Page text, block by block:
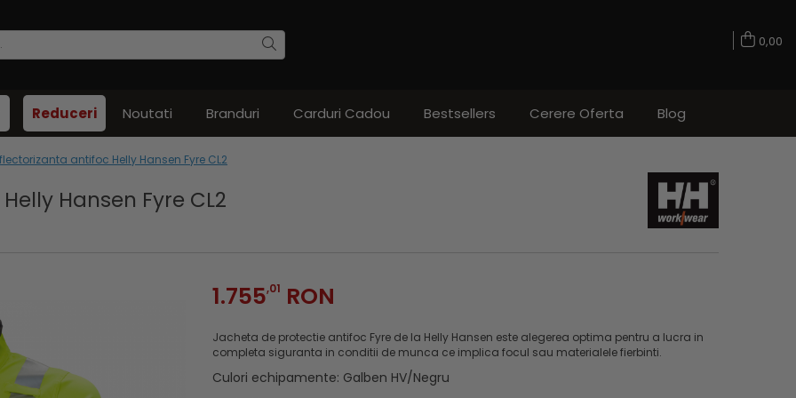
0,00
Reduceri Noutati Branduri Carduri Cadou Bestsellers Cerere Oferta Blog
antifoc Helly Hansen Fyre CL2
Hansen Fyre CL2
1.755,01 RON
Jacheta de protectie antifoc Fyre de la Helly Hansen este alegerea optima pentru a lucra in
completa siguranta in conditii de munca ce implica focul sau materialele fierbinti.
Culori echipamente: Galben HV/Negru